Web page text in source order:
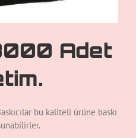
Adet
bu kaliteli ürüne baskı